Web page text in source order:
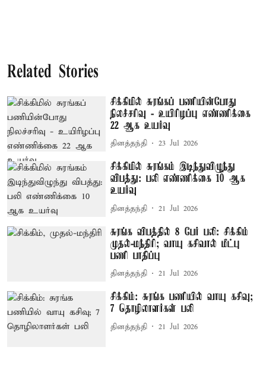
Related Stories
சிக்கிமில் சுரங்கப் பணியின்போது
நிலச்சரிவு - உயிரிழப்பு எண்ணிக்கை
22 ஆக உயர்வு
தினத்தந்தி 23 Jul 2026
சிக்கிமில் சுரங்கம் இடிந்துவிழுந்து
விபத்து: பலி எண்ணிக்கை 10 ஆக
உயர்வு
தினத்தந்தி 21 Jul 2026
சுரங்க விபத்தில் 8 பேர் பலி: சிக்கிம்
முதல்-மந்திரி; வாயு கசிவால் மீட்பு
பணி பாதிப்பு
தினத்தந்தி 21 Jul 2026
சிக்கிம்: சுரங்க பணியில் வாயு கசிவு;
7 தொழிலாளர்கள் பலி
தினத்தந்தி 21 Jul 2026